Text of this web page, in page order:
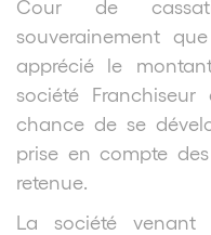
Cour de
souverainement
apprécié le
société
chance de se
prise en compte
retenue.
La société venant